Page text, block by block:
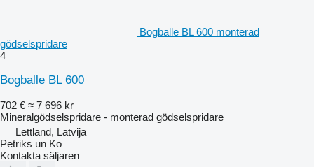
Bogballe BL 600 monterad
gödselspridare
4
Bogballe BL 600
702 € ≈ 7 696 kr
Mineralgödselspridare - monterad gödselspridare
Lettland, Latvija
Petriks un Ko
Kontakta säljaren